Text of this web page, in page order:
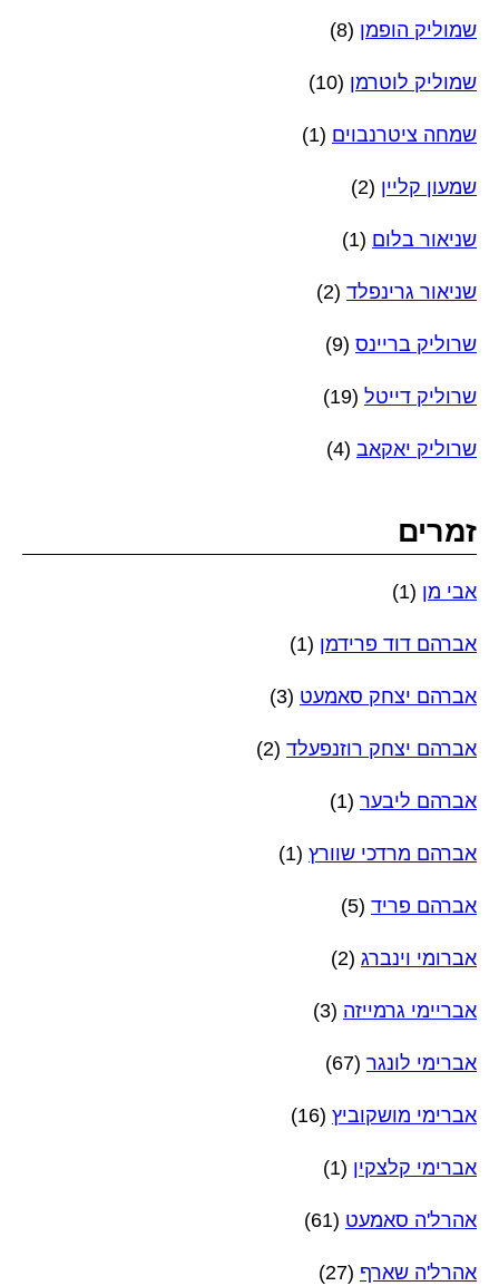
שמוליק הופמן (8)
שמוליק לוטרמן (10)
שמחה ציטרנבוים (1)
שמעון קליין (2)
שניאור בלום (1)
שניאור גרינפלד (2)
שרוליק בריינס (9)
שרוליק דייטל (19)
שרוליק יאקאב (4)
זמרים
אבי מן (1)
אברהם דוד פרידמן (1)
אברהם יצחק סאמעט (3)
אברהם יצחק רוזנפעלד (2)
אברהם ליבער (1)
אברהם מרדכי שוורץ (1)
אברהם פריד (5)
אברומי וינברג (2)
אבריימי גרמייזה (3)
אברימי לונגר (67)
אברימי מושקוביץ (16)
אברימי קלצקין (1)
אהרל'ה סאמעט (61)
אהרל'ה שארף (27)